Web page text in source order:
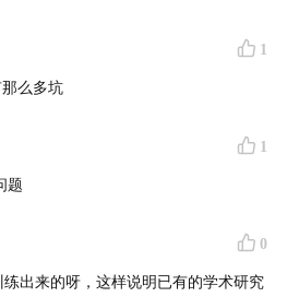
1
么多坑
1
题
0
出来的呀，这样说明已有的学术研究